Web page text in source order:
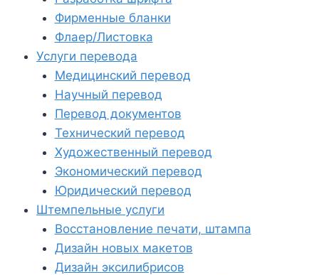
Фирменные бланки
Флаер/Листовка
Услуги перевода
Медицинский перевод
Научный перевод
Перевод документов
Технический перевод
Художественный перевод
Экономический перевод
Юридический перевод
Штемпельные услуги
Восстановление печати, штампа
Дизайн новых макетов
Дизайн эксилибрисов